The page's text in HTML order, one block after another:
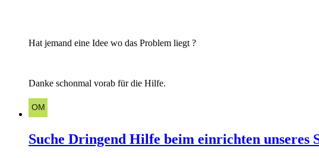
Hat jemand eine Idee wo das Problem liegt ?
Danke schonmal vorab für die Hilfe.
Suche Dringend Hilfe beim einrichten unseres